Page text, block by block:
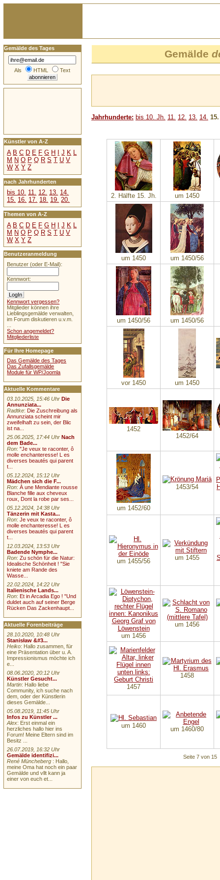
Gemälde
Jahrhunderte: bis 10. Jh. 11. 12. 13. 14. 15.
2. Hälfte 15. Jh. um 1450
um 1450 um 1450/56
um 1450/56 um 1450/56
vor 1450 um 1450
1452
1452/64
um 1452/60
1453/54
um 1455/56 um 1455
um 1456
um 1456
1457
1458
um 1460 um 1460/80
Seite 7 von 15
Gemälde des Tages
Als HTML Text
Künstler von A-Z
A B C D E F G H J K L
M N O P Q R S T U V
W X Y Z
nach Jahrhunderten
bis 10. 11. 12. 13. 14.
15. 16. 17. 18. 19. 20.
Themen von A-Z
A B C D E F G H I J K L
M N O P Q R S T U V
W X Y Z
Benutzeranmeldung
Benutzer (oder E-Mail):
Kennwort:
Kennwort vergessen?
Mitglieder können ihre
Lieblingsgemälde verwalten,
im Forum diskutieren u.v.m.
Schon angemeldet?
Mitgliederliste
Für Ihre Homepage
Das Gemälde des Tages
Das Zufallsgemälde
Module für WP/Joomla
Aktuelle Kommentare
03.10.2025, 15:46 Uhr Die
Annunziata...
Radtke: Die Zuschreibung als
Annunziata scheint mir
zweifelhaft zu sein, der Blic
ist na...
25.06.2025, 17:44 Uhr Nach
dem Bade...
Ron:"Je veux te raconter, ô
molle enchanteresse! L es
diverses beautés qui parent
t...
05.12.2024, 15:12 Uhr
Mädchen sich die F...
Ron:À une Mendiante rousse
Blanche fille aux cheveux
roux, Dont la robe par ses...
05.12.2024, 14:38 Uhr
Tänzerin mit Kasta...
Ron:Je veux te raconter, ô
molle enchanteresse! L es
diverses beautés qui parent
t...
12.03.2024, 13:53 Uhr
Badende Nymphe...
Ron:Zu schön für die Natur:
Idealische Schönheit ! "Sie
kniete am Rande des
Wasse...
22.02.2024, 14:22 Uhr
Italienische Lands...
Ron:Et in Arcadia Ego ! "Und
duldet auch auf seiner Berge
Rücken Das Zackenhaupt...
Aktuelle Forenbeiträge
28.10.2020, 10:48 Uhr
Stanisław &#3...
Heiko: Hallo zusammen, für
eine Präsentation über u. A.
Impressionismus möchte ich
e...
08.06.2020, 20:12 Uhr
Künstler Gesucht...
Martin: Hallo liebe
Community, ich suche nach
dem, oder der Künstlerin
dieses Gemälde...
05.08.2019, 11:45 Uhr
Infos zu Künstler ...
Alex: Erst einmal ein
herzliches hallo hier ins
Forum! Meine Eltern sind im
Besitz ...
26.07.2019, 16:32 Uhr
Gemälde identifizi...
René Müncheberg : Hallo,
meine Oma hat noch ein paar
Gemälde und vllt kann ja
einer von euch et...